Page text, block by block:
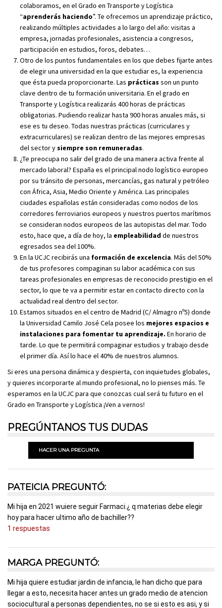
colaboramos, en el Grado en Transporte y Logística
“aprenderás haciendo”. Te ofrecemos un aprendizaje práctico,
realizando múltiples actividades a lo largo del año: visitas a
empresa, jornadas profesionales, asistencia a congresos,
participación en estudios, foros, debates…
Otro de los puntos fundamentales en los que debes fijarte antes
de elegir una universidad en la que estudiar es, la experiencia
que ésta pueda proporcionarte. Las prácticas son un punto
clave dentro de tu formación universitaria. En el grado en
Transporte y Logística realizarás 400 horas de prácticas
obligatorias. Pudiendo realizar hasta 900 horas anuales más, si
ese es tu deseo. Todas nuestras prácticas (curriculares y
extracurriculares) se realizan dentro de las mejores empresas
del sector ysiempre son remuneradas.
¿Te preocupa no salir del grado de una manera activa frente al
mercado laboral? España es el principal nodo logístico europeo
por su tránsito de personas, mercancías, gas natural y petróleo
con África, Asia, Medio Oriente y América. Las principales
ciudades españolas están consideradas como nodos de los
corredores ferroviarios europeos y nuestros puertos marítimos
se consideran nodos europeos de las autopistas del mar. Todo
esto, hace que, a día de hoy, la empleabilidad de nuestros
egresados sea del 100%.
En la UCJC recibirás una formación de excelencia. Más del 50%
de tus profesores compaginan su labor académica con sus
tareas profesionales en empresas de reconocido prestigio en el
sector, lo que te va a permitir estar en contacto directo con la
actualidad real dentro del sector.
Estamos situados en el centro de Madrid (C/ Almagro nº5) donde
la Universidad Camilo José Cela posee los mejores espacios e
instalaciones para fomentar tu aprendizaje. En horario de
tarde. Lo que te permitirá compaginar estudios y trabajo desde
el primer día. Así lo hace el 40% de nuestros alumnos.
Si eres una persona dinámica y despierta, con inquietudes globales,
y quieres incorporarte al mundo profesional, no lo pienses más. Te
esperamos en la UCJC para que conozcas cual será tu futuro en el
Grado en Transporte y Logística ¡Ven a vernos!
PREGÚNTANOS TUS DUDAS
HACER UNA PREGUNTA
PATEICIA PREGUNTÓ:
Mi hija en 2021 wuiere seguir Farmaci.¿ q materias debe elegir
hoy para hacer ultimo año de bachiller??
1 respuestas
MARGA PREGUNTÓ:
Mi hija quiere estudiar jardin de infancia, le han dicho que para
llegar a esto, necesita hacer antes un grado medio de atencion
sociocultural a personas dependientes, no se si esto es asi, y si